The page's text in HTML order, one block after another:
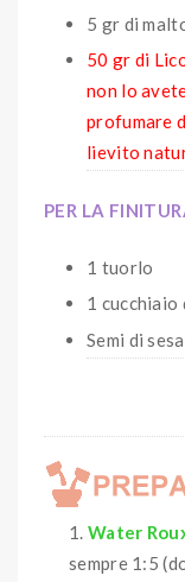
5 gr di
50 gr di
non lo
profumare
lievito
PER LA
1 tuorlo
1
Semi di
Water
sempre 1:5